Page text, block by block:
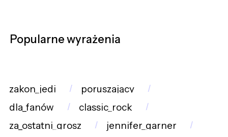
Popularne wyrażenia
zakon_jedi
poruszający
dla_fanów
classic_rock
za_ostatni_grosz
jennifer_garner